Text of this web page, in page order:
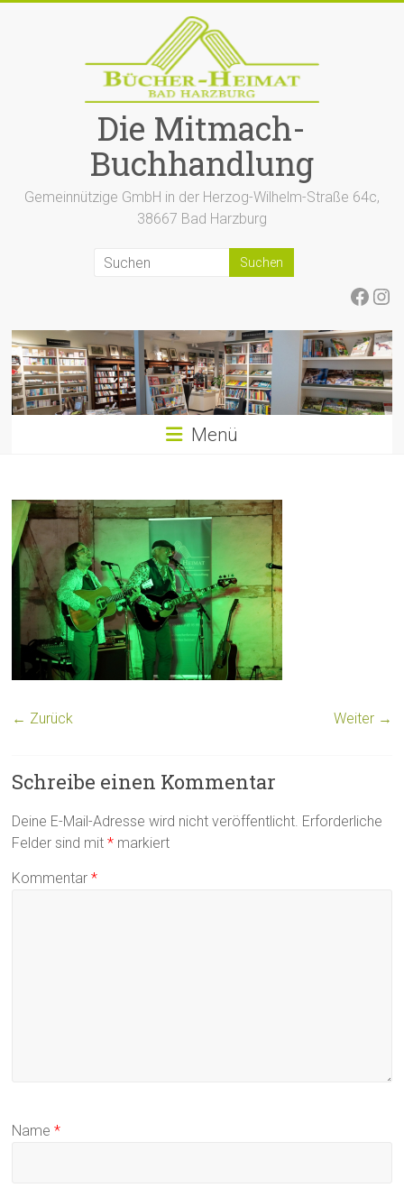
Die Mitmach-
Buchhandlung
Gemeinnützige GmbH in der Herzog-Wilhelm-Straße 64c,
38667 Bad Harzburg
Menü
← Zurück Weiter →
Schreibe einen Kommentar
Deine E-Mail-Adresse wird nicht veröffentlicht. Erforderliche
Felder sind mit* markiert
Kommentar*
Name*